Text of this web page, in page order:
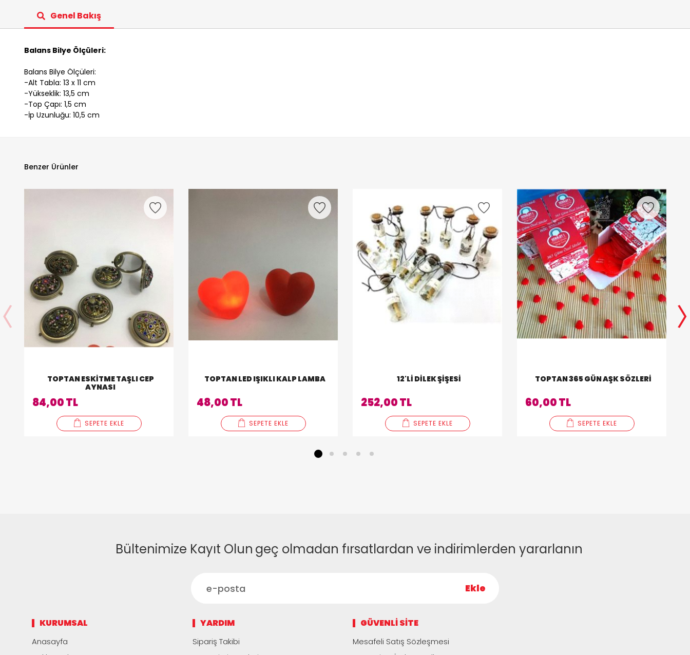
Genel Bakış
Balans Bilye Ölçüleri:
Balans Bilye Ölçüleri:
-Alt Tabla: 13 x 11 cm
-Yükseklik: 13,5 cm
-Top Çapı: 1,5 cm
-İp Uzunluğu: 10,5 cm
Benzer Ürünler
TOPTAN ESKITME TAŞLI CEP
AYNASI
84,00 TL
SEPETE EKLE
TOPTAN LED IŞIKLI KALP LAMBA
48,00 TL
SEPETE EKLE
12'LI DILEK ŞIŞESI
252,00 TL
SEPETE EKLE
TOPTAN 365 GÜN AŞK SÖZLERI
60,00 TL
SEPETE EKLE
2 3 4 5
Bültenimize Kayıt Olun geç olmadan fırsatlardan ve indirimlerden yararlanın
Ekle
KURUMSAL
Anasayfa
YARDIM
Sipariş Takibi
GÜVENLI SITE
Mesafeli Satış Sözleşmesi